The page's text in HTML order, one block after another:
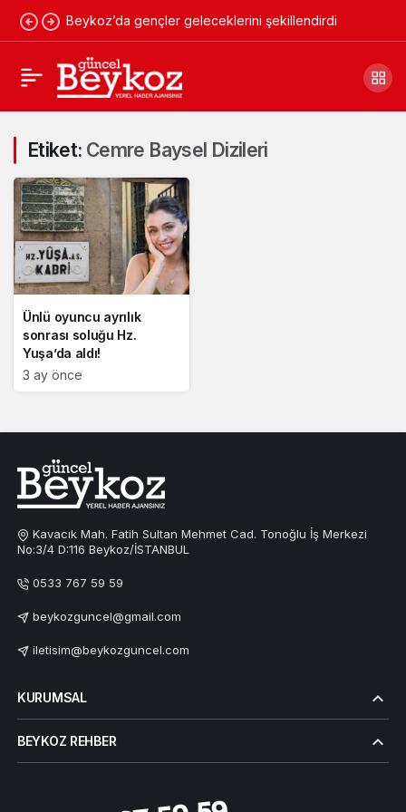
Beykoz’da gençler geleceklerini şekillendirdi
Etiket: Cemre Baysel Dizileri
Ünlü oyuncu ayrılık
sonrası soluğu Hz.
Yuşa’da aldı!
3 ay önce
Kavacık Mah. Fatih Sultan Mehmet Cad. Tonoğlu İş Merkezi
No:3/4 D:116 Beykoz/İSTANBUL
0533 767 59 59
beykozguncel@gmail.com
iletisim@beykozguncel.com
KURUMSAL
BEYKOZ REHBER